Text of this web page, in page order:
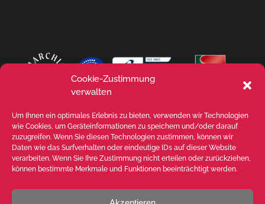
Cookie-Zustimmung
verwalten
Um Ihnen ein optimales Erlebnis zu bieten, verwenden wir Technologien
wie Cookies, um Geräteinformationen zu speichern und/oder darauf
zuzugreifen. Wenn Sie diesen Technologien zustimmen, können wir
Daten wie das Surfverhalten oder eindeutige IDs auf dieser Website
verarbeiten. Wenn Sie Ihre Zustimmung nicht erteilen oder zurückziehen,
können bestimmte Merkmale und Funktionen beeinträchtigt werden.